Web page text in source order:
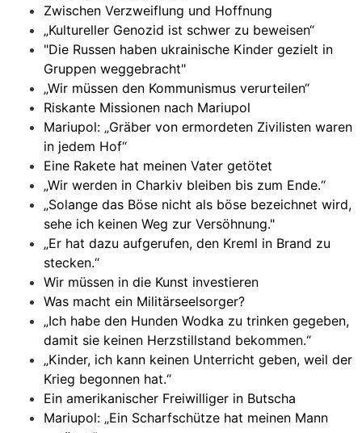
Zwischen Verzweiflung und Hoffnung
„Kultureller Genozid ist schwer zu beweisen“
"Die Russen haben ukrainische Kinder gezielt in
Gruppen weggebracht"
„Wir müssen den Kommunismus verurteilen“
Riskante Missionen nach Mariupol
Mariupol: „Gräber von ermordeten Zivilisten waren
in jedem Hof“
Eine Rakete hat meinen Vater getötet
„Wir werden in Charkiv bleiben bis zum Ende.“
„Solange das Böse nicht als böse bezeichnet wird,
sehe ich keinen Weg zur Versöhnung."
„Er hat dazu aufgerufen, den Kreml in Brand zu
stecken.“
Wir müssen in die Kunst investieren
Was macht ein Militärseelsorger?
„Ich habe den Hunden Wodka zu trinken gegeben,
damit sie keinen Herzstillstand bekommen.“
„Kinder, ich kann keinen Unterricht geben, weil der
Krieg begonnen hat.“
Ein amerikanischer Freiwilliger in Butscha
Mariupol: „Ein Scharfschütze hat meinen Mann